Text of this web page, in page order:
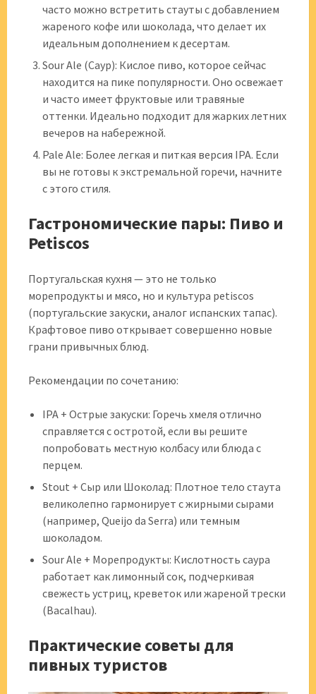
часто можно встретить стауты с добавлением
жареного кофе или шоколада, что делает их
идеальным дополнением к десертам.
Sour Ale (Саур): Кислое пиво, которое сейчас
находится на пике популярности. Оно освежает
и часто имеет фруктовые или травяные
оттенки. Идеально подходит для жарких летних
вечеров на набережной.
Pale Ale: Более легкая и питкая версия IPA. Если
вы не готовы к экстремальной горечи, начните
с этого стиля.
Гастрономические пары: Пиво и
Petiscos
Португальская кухня — это не только
морепродукты и мясо, но и культура petiscos
(португальские закуски, аналог испанских тапас).
Крафтовое пиво открывает совершенно новые
грани привычных блюд.
Рекомендации по сочетанию:
IPA + Острые закуски: Горечь хмеля отлично
справляется с остротой, если вы решите
попробовать местную колбасу или блюда с
перцем.
Stout + Сыр или Шоколад: Плотное тело стаута
великолепно гармонирует с жирными сырами
(например, Queijo da Serra) или темным
шоколадом.
Sour Ale + Морепродукты: Кислотность саура
работает как лимонный сок, подчеркивая
свежесть устриц, креветок или жареной трески
(Bacalhau).
Практические советы для
пивных туристов